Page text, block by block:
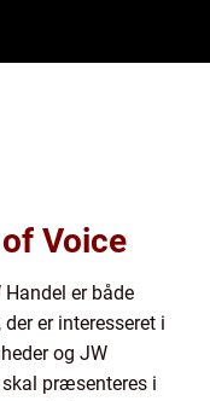
Voice
er både
er interesseret i
og JW
præsenteres i